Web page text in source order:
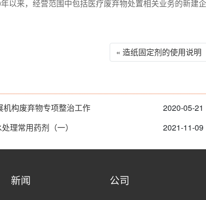
以来，经营范围中包括医疗废弃物处置相关业务的新建
« 造纸固定剂的使用说明
构废弃物专项整治工作 2020-05-21
理常用药剂（一）
2021-11-09
新闻 公司